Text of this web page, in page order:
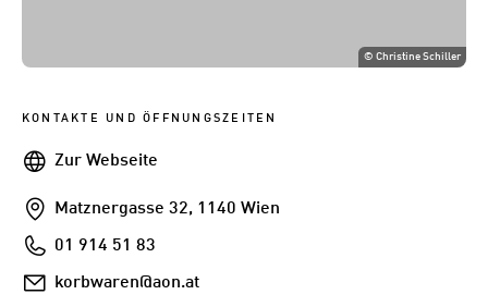
©Christine Schiller
KONTAKTE UND ÖFFNUNGSZEITEN
WebseiteZur Webseite
AddresseMatznergasse 32, 1140 Wien
Telefon01 914 51 83
E-
korbwaren@aon.at